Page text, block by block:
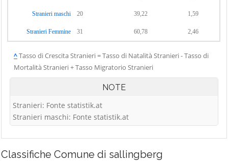
Stranieri maschi 20 39,22 1,59
Stranieri Femmine 31 60,78 2,46
^Tasso di Crescita Stranieri = Tasso di Natalità Stranieri - Tasso di
Mortalità Stranieri + Tasso Migratorio Stranieri
NOTE
Stranieri: Fonte statistik.at
Stranieri maschi: Fonte statistik.at
Classifiche Comune di sallingberg